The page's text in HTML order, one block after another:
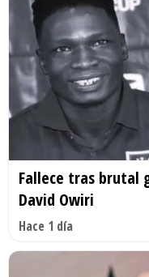
Fallece tras brutal
David Owiri
Hace 1 día